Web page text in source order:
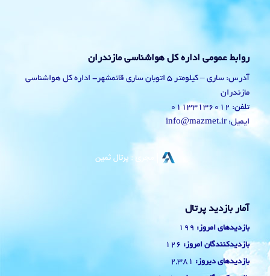
روابط عمومی اداره کل هواشناسی مازندران
آدرس: ساری – کیلومتر 5 اتوبان ساری قائمشهر- اداره کل هواشناسی
مازندران
تلفن: 01133136012
ایمیل: info@mazmet.ir
آمار بازدید پرتال
بازدیدهای امروز: 199
بازدیدکنندگان امروز: 126
بازدیدهای دیروز: 2,381